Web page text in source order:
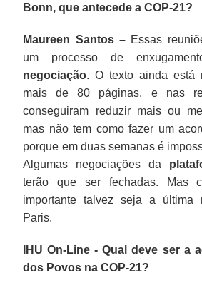
Bonn, que antecede a COP-21?
Maureen Santos – Essas
um processo de
negociação. O texto ainda está
mais de 80 páginas, e nas
conseguiram reduzir mais ou
mas não tem como fazer um
porque em duas semanas é
Algumas negociações da
terão que ser fechadas. Mas
importante talvez seja a última
Paris.
IHU On-Line - Qual deve ser a
dos Povos na COP-21?